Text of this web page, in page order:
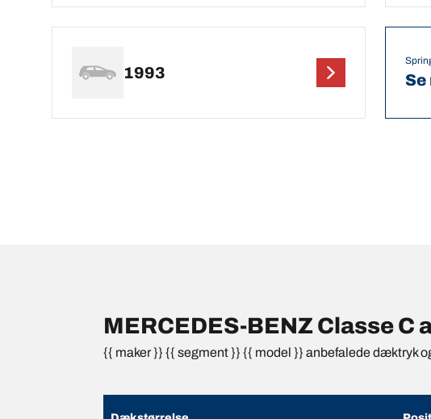
1993
MERCEDES-BENZ Classe
{{ maker }} {{ segment }} {{ model }} anbefalede dæktryk